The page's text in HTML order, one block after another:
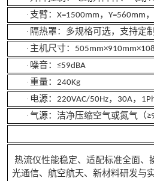
· 支臂： X=1500mm ， Y=560mm ，
· 隔热罩：多规格可选，支持定制
· 主机尺寸：
· 噪音： ≤59dBA
· 重量： 240Kg
· 电源： 220VAC/50Hz， 30A，
· 气源：洁净压缩空气或氮气（
热流仪性能稳定、适配标准全面、
光通信、航空航天、新材料研发与